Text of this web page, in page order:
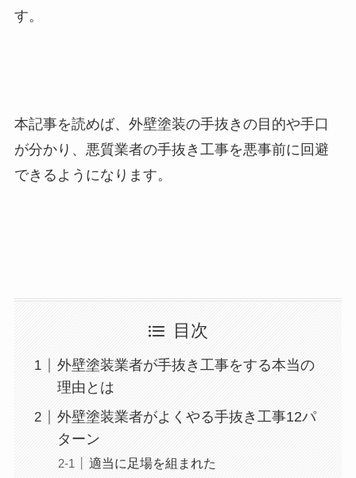
す。
本記事を読めば、外壁塗装の手抜きの目的や手口
が分かり、悪質業者の手抜き工事を悪事前に回避
できるようになります。
目次
外壁塗装業者が手抜き工事をする本当の
理由とは
外壁塗装業者がよくやる手抜き工事12パ
ターン
適当に足場を組まれた